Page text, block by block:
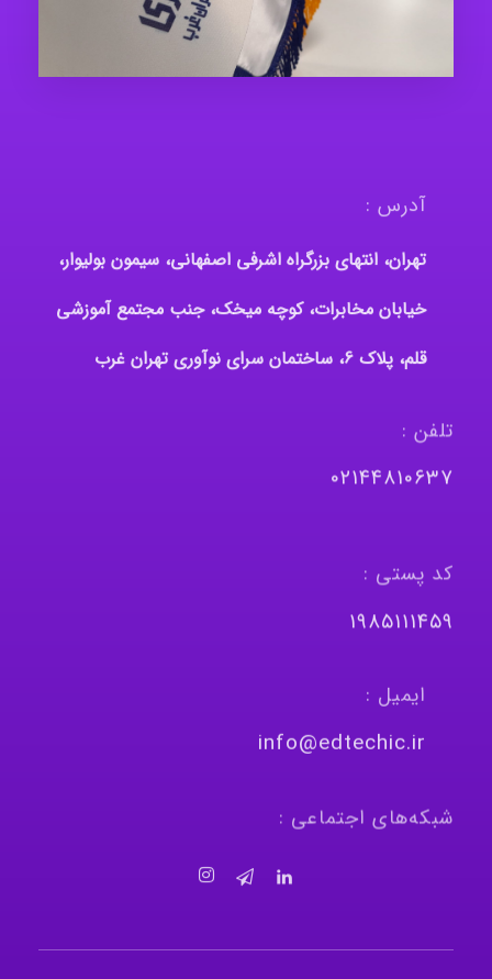
آدرس :
تهران، انتهای بزرگراه اشرفی اصفهانی، سیمون بولیوار،
خیابان مخابرات، کوچه میخک، جنب مجتمع آموزشی
قلم، پلاک 6، ساختمان سرای نوآوری تهران غرب
تلفن :
٠٢١٤٤٨١٠٦٣٧
کد پستی :
١٩٨٥١١١٤٥٩
ایمیل :
info@edtechic.ir
شبکه‌های اجتماعی :